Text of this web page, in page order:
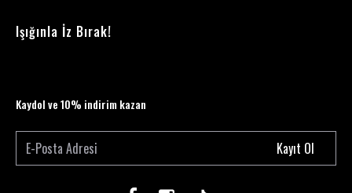
Işığınla İz Bırak!
Kaydol ve 10% indirim kazan
Kayıt Ol